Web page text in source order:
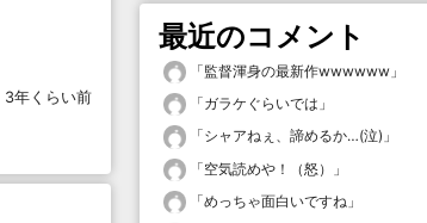
3年くらい前
最近のコメント
「監督渾身の最新作wwwwww 」
「ガラケぐらいでは 」
「シャアねぇ、諦めるか…(泣) 」
「空気読めや！（怒）
」
「めっちゃ面白いですね 」